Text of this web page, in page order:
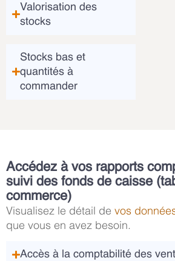
Valorisation des
stocks
Stocks bas et
quantités à
commander
Accédez à vos rapports
suivi des fonds de caisse
commerce)
Visualisez le détail de vos
que vous en avez besoin.
Accès à la comptabilité des